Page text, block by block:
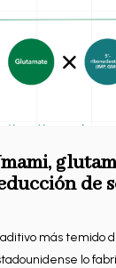
de
aditivo más temido
lo